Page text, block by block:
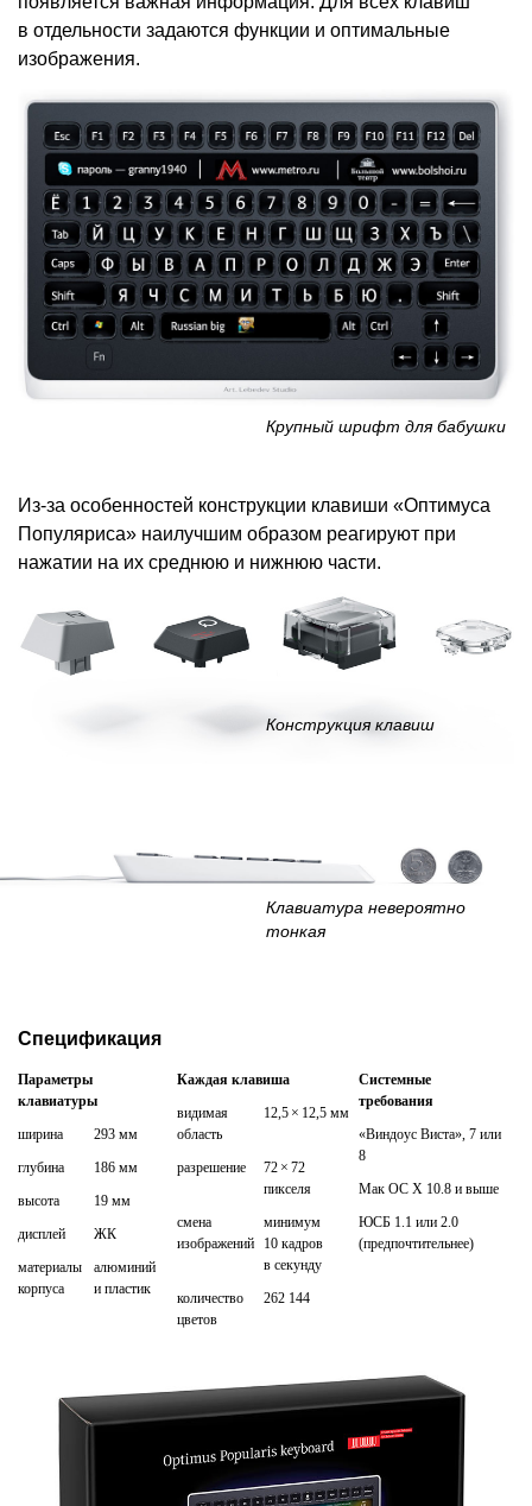
в отдельности задаются функции и оптимальные
изображения.
Крупный шрифт для бабушки
Из-за особенностей конструкции клавиши «Оптимуса
Популяриса» наилучшим образом реагируют при
нажатии на их среднюю и нижнюю части.
Конструкция клавиш
Клавиатура невероятно
тонкая
Спецификация
Параметры
клавиатуры
ширина
293 мм
глубина
186 мм
высота
19 мм
дисплей
ЖК
материалы
корпуса
алюминий
и пластик
Каждая клавиша
видимая
область
12,5 × 12,5 мм
разрешение 72 × 72
пикселя
смена
изображений
минимум
10 кадров
в секунду
количество
цветов
262 144
Системные
требования
«Виндоуc Виста», 7 или
8
Мак ОС X 10.8 и выше
ЮСБ 1.1 или 2.0
(предпочтительнее)